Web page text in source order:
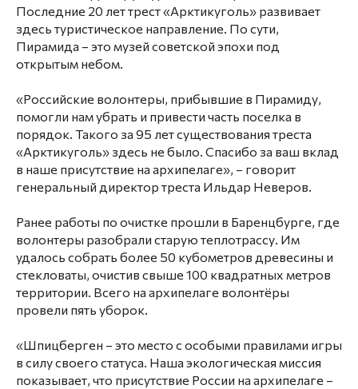
Последние 20 лет трест «Арктикуголь» развивает
здесь туристическое направление. По сути,
Пирамида – это музей советской эпохи под
открытым небом.
«Российские волонтеры, прибывшие в Пирамиду,
помогли нам убрать и привести часть поселка в
порядок. Такого за 95 лет существования треста
«Арктикуголь» здесь не было. Спасибо за ваш вклад
в наше присутствие на архипелаге», – говорит
генеральный директор треста Ильдар Неверов.
Ранее работы по очистке прошли в Баренцбурге, где
волонтеры разобрали старую теплотрассу. Им
удалось собрать более 50 кубометров древесины и
стекловаты, очистив свыше 100 квадратных метров
территории. Всего на архипелаге волонтёры
провели пять уборок.
«Шпицберген – это место с особыми правилами игры
в силу своего статуса. Наша экологическая миссия
показывает, что присутствие России на архипелаге –